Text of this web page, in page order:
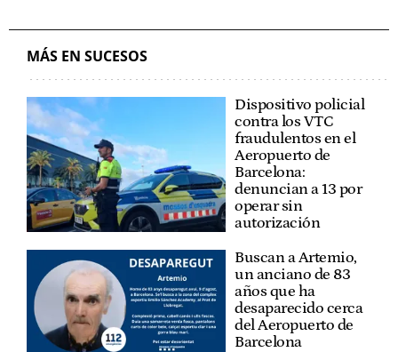
MÁS EN SUCESOS
Dispositivo policial
contra los VTC
fraudulentos en el
Aeropuerto de
Barcelona:
denuncian a 13 por
operar sin
autorización
Buscan a Artemio,
un anciano de 83
años que ha
desaparecido cerca
del Aeropuerto de
Barcelona